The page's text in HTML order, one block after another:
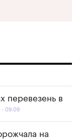
перевезень в
09:09
на